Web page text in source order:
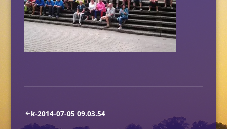
Beitragsnavigation
k-2014-07-05 09.03.54